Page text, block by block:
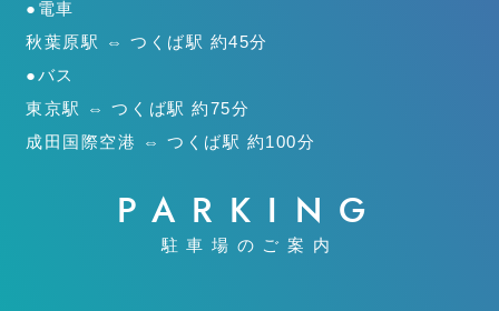
●電車
秋葉原駅 ⇔ つくば駅 約45分
●バス
東京駅 ⇔ つくば駅 約75分
成田国際空港 ⇔ つくば駅 約100分
PARKING
駐車場のご案内